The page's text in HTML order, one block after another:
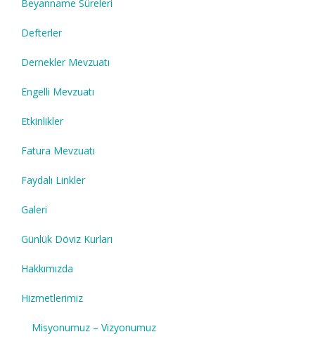
Beyanname Süreleri
Defterler
Dernekler Mevzuatı
Engelli Mevzuatı
Etkinlikler
Fatura Mevzuatı
Faydalı Linkler
Galeri
Günlük Döviz Kurları
Hakkımızda
Hizmetlerimiz
Misyonumuz – Vizyonumuz